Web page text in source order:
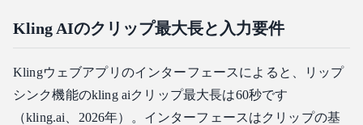
Kling AIのクリップ最大長と入力要件
Klingウェブアプリのインターフェースによると、リップ
シンク機能のkling aiクリップ最大長は60秒です
（kling.ai、2026年）。インターフェースはクリップの基